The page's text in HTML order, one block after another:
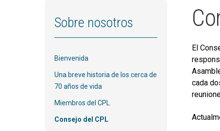
Sobre nosotros
Bienvenida
Una breve historia de los cerca de
70 años de vida
Miembros del CPL
Consejo del CPL
El
cada